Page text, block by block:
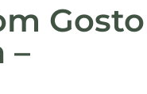
Gosto
–